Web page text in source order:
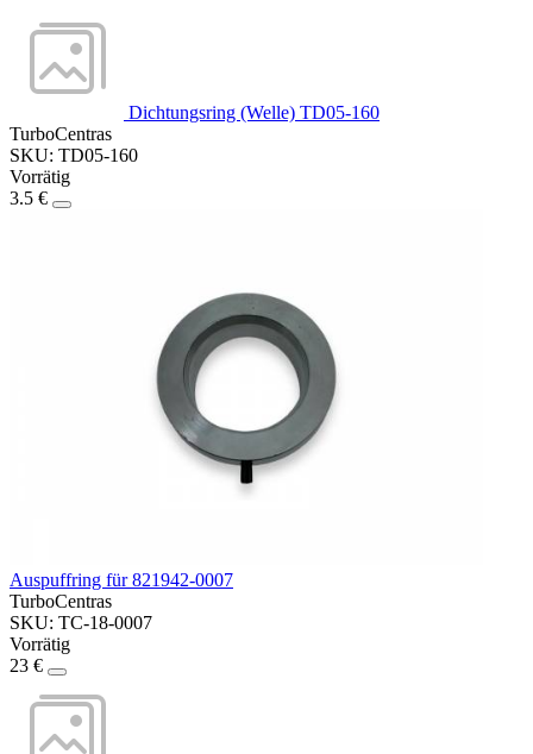
Dichtungsring (Welle) TD05-160
TurboCentras
SKU: TD05-160
Vorrätig
3.5 €
Auspuffring für 821942-0007
TurboCentras
SKU: TC-18-0007
Vorrätig
23 €